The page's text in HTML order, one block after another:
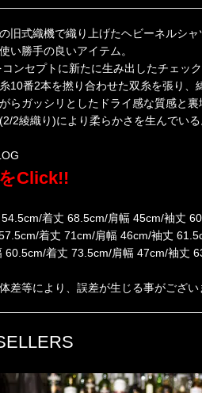
旧式織機で織り上げたヘビーネルシ
い勝手の良いアイテム。
ンセプトに新たに生み出したチェッ
10番2本を撚り合わせた双糸を張り
らガッシリとしたドライ感な質感と
2綾織り)により柔らかさを生んでいる
Click!!
着丈 68.5cm/肩幅 45cm/袖丈
着丈 71cm/肩幅 46cm/袖丈
60.5cm/着丈 73.5cm/肩幅 47cm/袖丈
差等により、誤差が生じる事がござい